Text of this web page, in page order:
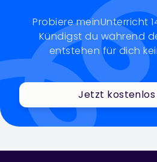
Probiere meinUnterricht
Kündigst du während
entstehen für dich
Jetzt